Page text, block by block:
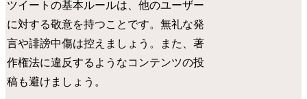
ツイートの基本ルールは、他のユーザー
に対する敬意を持つことです。無礼な発
言や誹謗中傷は控えましょう。また、著
作権法に違反するようなコンテンツの投
稿も避けましょう。